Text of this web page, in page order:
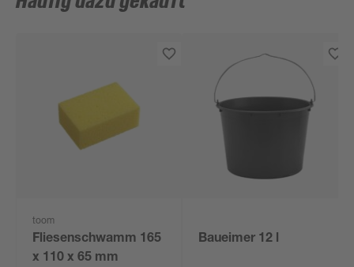
toom
Fliesenschwamm 165
x 110 x 65 mm
Baueimer 12 l